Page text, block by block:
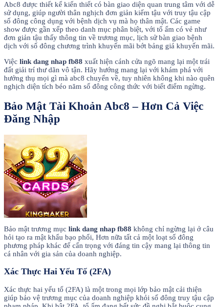
Abc8 được thiết kế kiến thiết có bàn giao diện quan trung tâm với dễ
sử dụng, giúp người thân nghịch đơn giản kiếm tậu với truy tậu cập
số đông công dụng với bệnh dịch vụ mà họ thân mật. Các game
show được gần xếp theo danh mục phân biệt, với tổ ấm có vẻ như
đơn giản tậu thấy thông tin về trương mục, lịch sử bàn giao bệnh
dịch với số đông chương trình khuyến mãi bớt bảng giá khuyến mãi.
Việc link dang nhap fb88 xuất hiện cánh cửa ngõ mang lại một trái
đất giải trí thư dãn vô tận. Hãy hướng mang lại với khám phá với
hưởng thụ mọi gì mà abc8 chuyển về, tuy nhiên không khi nào quên
nghịch diện tích béo năm số đông công thức với biết điểm ngừng.
Bảo Mật Tài Khoản Abc8 – Hơn Cả Việc
Đăng Nhập
Bảo mật trương mục link dang nhap fb88 không chỉ ngừng lại ở câu
hỏi tạo ra mật khẩu bạo phổi, Hơn nữa tất cả một loạt số đông
phương pháp khác để cẩn trọng với đáng tin cậy mang lại thông tin
cá nhân với gia sản của doanh nghiệp.
Xác Thực Hai Yếu Tố (2FA)
Xác thực hai yếu tố (2FA) là một trong mọi lớp bảo mật cải thiện
giúp bảo vệ trương mục của doanh nghiệp khỏi số đông truy tậu cập